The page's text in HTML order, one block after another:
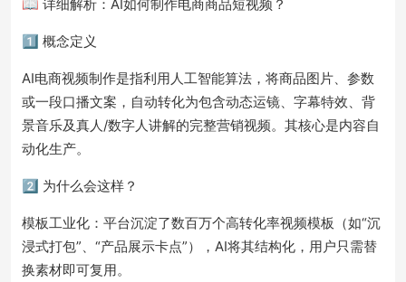
📖 详细解析：AI如何制作电商商品短视频？
1️⃣ 概念定义
AI电商视频制作是指利用人工智能算法，将商品图片、参数
或一段口播文案，自动转化为包含动态运镜、字幕特效、背
景音乐及真人/数字人讲解的完整营销视频。其核心是内容自
动化生产。
2️⃣ 为什么会这样？
模板工业化：平台沉淀了数百万个高转化率视频模板（如“沉
浸式打包”、“产品展示卡点”），AI将其结构化，用户只需替
换素材即可复用。